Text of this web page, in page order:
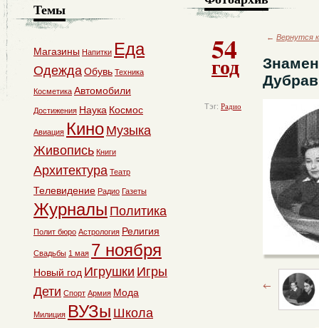
54
год
Тэг: Радио
← Вернутся
Темы
Магазины Напитки Еда
ОдеждаОбувь Техника
Косметика Автомобили
Достижения Наука Космос
Авиация Кино Музыка
Живопись Книги
Архитектура Театр
Телевидение Радио Газеты
Журналы Политика
Полит бюро Астрология Религия
Свадьбы 1 мая 7 ноября
Новый год Игрушки Игры
Дети Спорт Армия Мода
Милиция ВУЗы Школа